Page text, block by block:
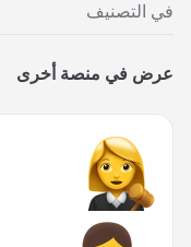
في التصنيف
عرض في منصة أخرى